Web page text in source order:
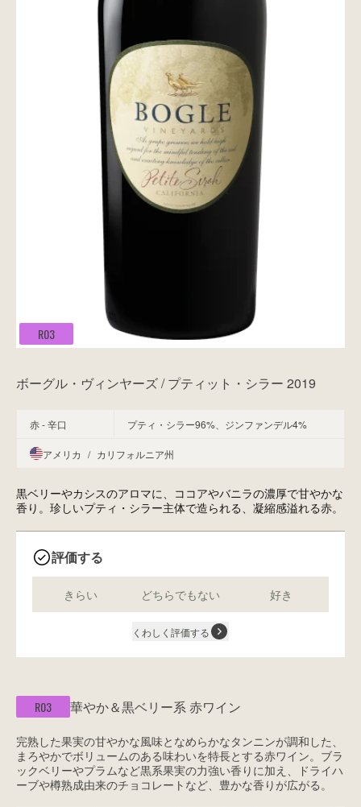
R03
ボーグル・ヴィンヤーズ / プティット・シラー 2019
赤 - 辛口 プティ・シラー96%、ジンファンデル4%
アメリカ / カリフォルニア州
黒ベリーやカシスのアロマに、ココアやバニラの濃厚で甘やかな
香り。珍しいプティ・シラー主体で造られる、凝縮感溢れる赤。
評価する
きらい どちらでもない 好き
くわしく評価する
R03 華やか＆黒ベリー系 赤ワイン
完熟した果実の甘やかな風味となめらかなタンニンが調和した、
まろやかでボリュームのある味わいを特長とする赤ワイン。ブラ
ックベリーやプラムなど黒系果実の力強い香りに加え、ドライハ
ーブや樽熟成由来のチョコレートなど、豊かな香りが広がる。